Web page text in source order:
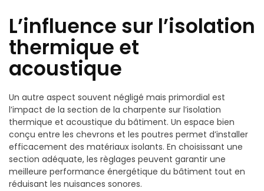
L’influence sur l’isolation
thermique et
acoustique
Un autre aspect souvent négligé mais primordial est
l’impact de la section de la charpente sur l’isolation
thermique et acoustique du bâtiment. Un espace bien
conçu entre les chevrons et les poutres permet d’installer
efficacement des matériaux isolants. En choisissant une
section adéquate, les règlages peuvent garantir une
meilleure performance énergétique du bâtiment tout en
réduisant les nuisances sonores.